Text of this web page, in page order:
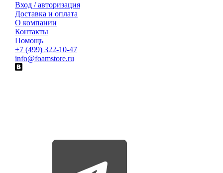
Вход / авторизация
Доставка и оплата
О компании
Контакты
Помощь
+7 (499) 322-10-47
info@foamstore.ru